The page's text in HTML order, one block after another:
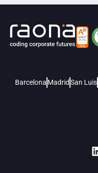
Barcelona MadridSan Luis